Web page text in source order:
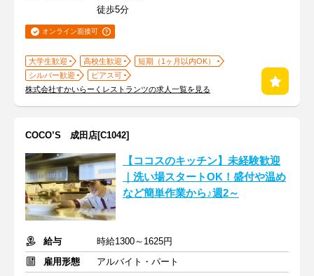
徒歩5分
オンライン面接可
大学生歓迎 高校生歓迎
短期（1ヶ月以内OK）
シルバー歓迎
ピアス可
株式会社すかいらーくレストランツの求人一覧を見る
COCO’S 成田店[C1042]
【ココスのキッチン】未経験歓迎
｜洗い場スタートOK！盛付や温め
など簡単作業から♪週2～
給与
時給1300～1625円
雇用形態
アルバイト・パート